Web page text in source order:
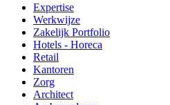
Expertise
Werkwijze
Zakelijk Portfolio
Hotels - Horeca
Retail
Kantoren
Zorg
Architect